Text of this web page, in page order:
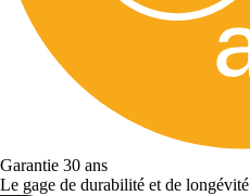
Garantie 30 ans
Le gage de durabilité et de longévité